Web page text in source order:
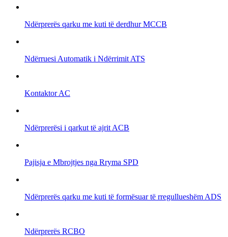
Ndërprerës qarku me kuti të derdhur MCCB
Ndërruesi Automatik i Ndërrimit ATS
Kontaktor AC
Ndërprerësi i qarkut të ajrit ACB
Pajisja e Mbrojtjes nga Rryma SPD
Ndërprerës qarku me kuti të formësuar të rregullueshëm ADS
Ndërprerës RCBO